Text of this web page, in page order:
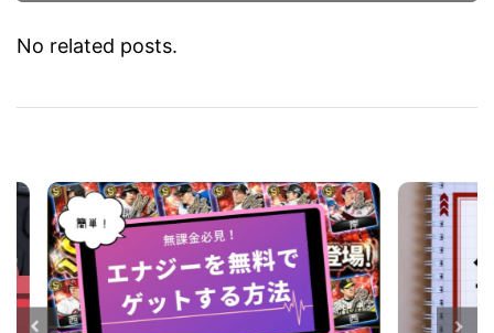
No related posts.